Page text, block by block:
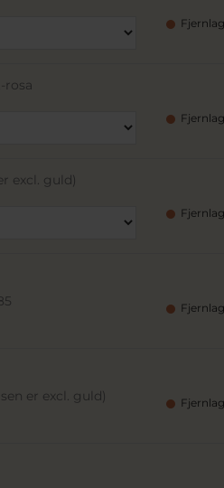
rosa
excl. guld)
er excl. guld)